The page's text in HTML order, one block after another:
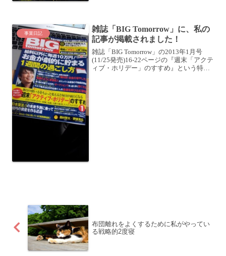
事業日記
雑誌「BIG Tomorrow」に、私の
記事が掲載されました！
雑誌「BIG Tomorrow」の2013年1月号
(11/25発売)16-22ページの『週末「アクテ
ィブ・ホリデー」のすすめ』という特集
布団離れをよくするために私がやってい
る戦略的2度寝